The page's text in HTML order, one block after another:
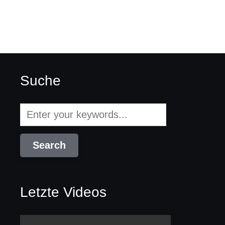
Suche
Letzte Videos